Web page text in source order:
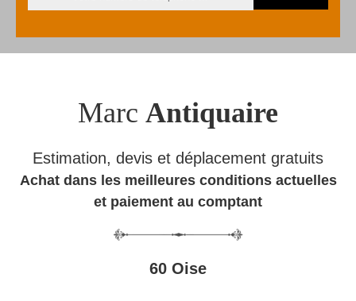
Marc Antiquaire
Estimation, devis et déplacement gratuits
Achat dans les meilleures conditions actuelles
et paiement au comptant
60 Oise